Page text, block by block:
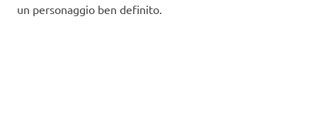
un personaggio ben definito.